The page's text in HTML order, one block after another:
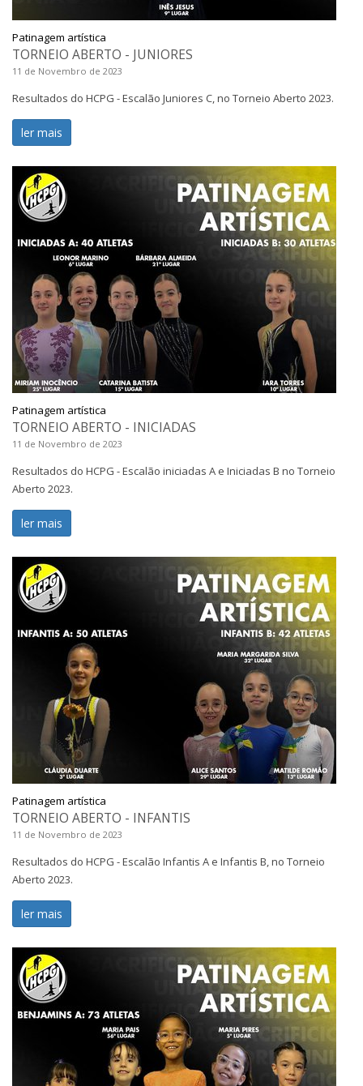
Patinagem artística
TORNEIO ABERTO - JUNIORES
11 de Novembro de 2023
Resultados do HCPG - Escalão Juniores C, no Torneio Aberto 2023.
ler mais
Patinagem artística
TORNEIO ABERTO - INICIADAS
11 de Novembro de 2023
Resultados do HCPG - Escalão iniciadas A e Iniciadas B no Torneio
Aberto 2023.
ler mais
Patinagem artística
TORNEIO ABERTO - INFANTIS
11 de Novembro de 2023
Resultados do HCPG - Escalão Infantis A e Infantis B, no Torneio
Aberto 2023.
ler mais